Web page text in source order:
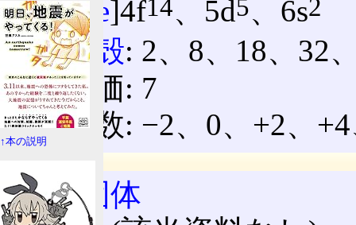
[Xe]4f14、5d5、6s2
電子殻: 2、8、18、32
原子価: 7
酸化数: −2、0、+2、
相:固体
↑本の説明